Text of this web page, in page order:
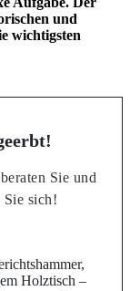
und
wichtigsten
Sie und
Sie sich!